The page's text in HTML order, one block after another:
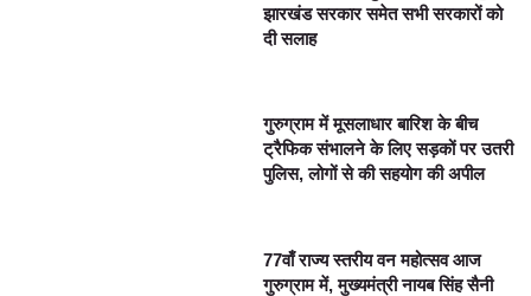
झारखंड सरकार समेत सभी सरकारों को
दी सलाह
गुरुग्राम में मूसलाधार बारिश के बीच
ट्रैफिक संभालने के लिए सड़कों पर उतरी
पुलिस, लोगों से की सहयोग की अपील
77वाँ राज्य स्तरीय वन महोत्सव आज
गुरुग्राम में, मुख्यमंत्री नायब सिंह सैनी